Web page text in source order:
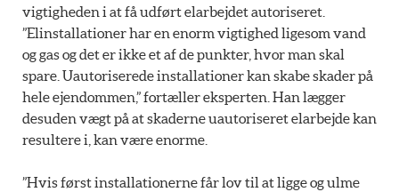
vigtigheden i at få udført elarbejdet autoriseret.
”Elinstallationer har en enorm vigtighed ligesom vand
og gas og det er ikke et af de punkter, hvor man skal
spare. Uautoriserede installationer kan skabe skader på
hele ejendommen,” fortæller eksperten. Han lægger
desuden vægt på at skaderne uautoriseret elarbejde kan
resultere i, kan være enorme.
”Hvis først installationerne får lov til at ligge og ulme